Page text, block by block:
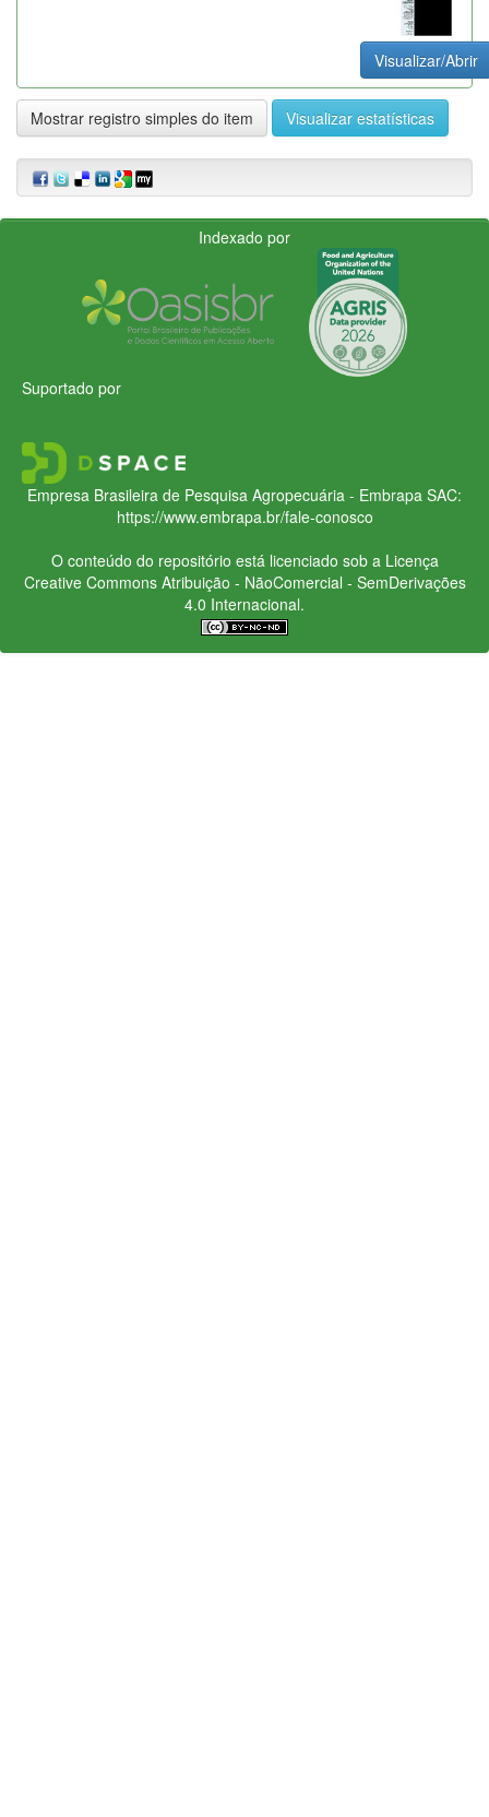
Visualizar/Abrir
Mostrar registro simples do item Visualizar estatísticas
Indexado por
Suportado por
Empresa Brasileira de Pesquisa Agropecuária - Embrapa SAC:
https://www.embrapa.br/fale-conosco
O conteúdo do repositório está licenciado sob a Licença
Creative CommonsAtribuição - NãoComercial - SemDerivações
4.0 Internacional.